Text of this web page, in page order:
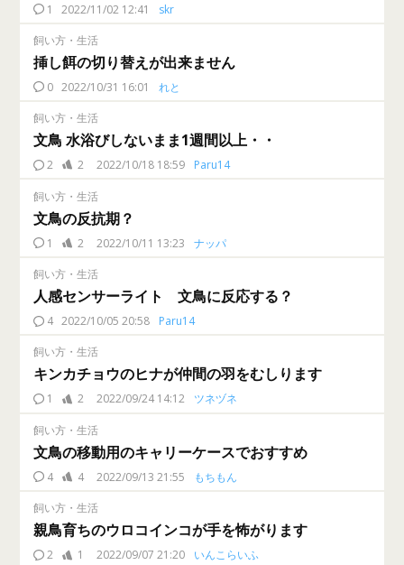
1 2022/11/02 12:41 skr
飼い方・生活
挿し餌の切り替えが出来ません
0 2022/10/31 16:01 れと
飼い方・生活
文鳥 水浴びしないまま1週間以上・・
2 2 2022/10/18 18:59 Paru14
飼い方・生活
文鳥の反抗期？
1 2 2022/10/11 13:23 ナッパ
飼い方・生活
人感センサーライト 文鳥に反応する？
4 2022/10/05 20:58 Paru14
飼い方・生活
キンカチョウのヒナが仲間の羽をむしります
1 2 2022/09/24 14:12 ツネヅネ
飼い方・生活
文鳥の移動用のキャリーケースでおすすめ
4 4 2022/09/13 21:55 もちもん
飼い方・生活
親鳥育ちのウロコインコが手を怖がります
2 1 2022/09/07 21:20 いんこらいふ